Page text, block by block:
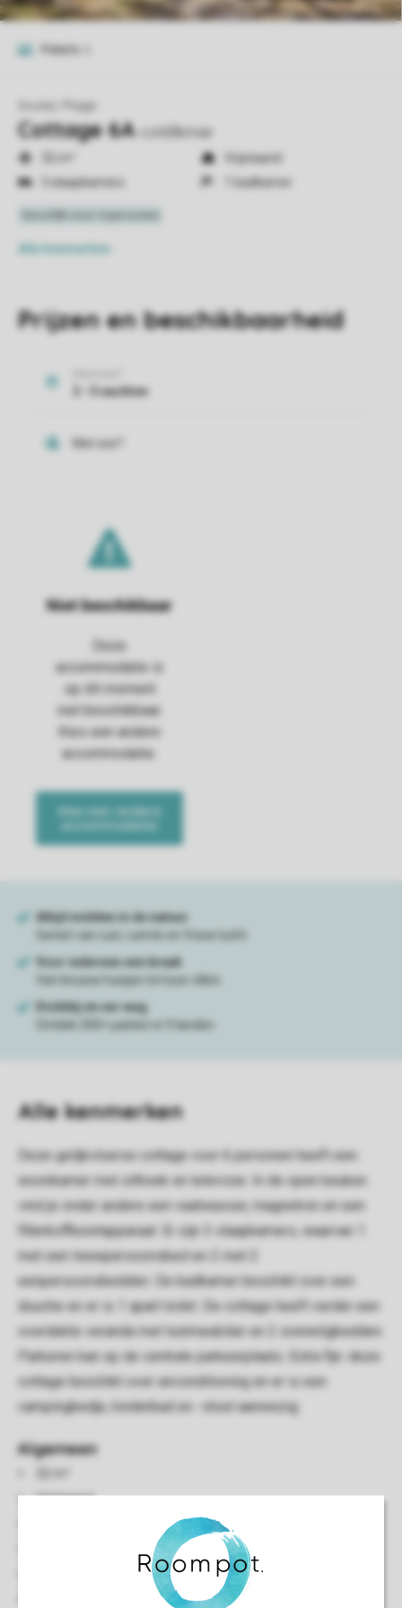
Foto's
Soulac Plage
Cottage 6A cot63kmair
Vrijstaand
3 slaapkamers
1 badkamer
Alle kenmerken
Prijzen en beschikbaarheid
Allekenmerken
Deze gelijkvloerse cottage voor 6 personen heeft een
woonkamer met zithoek en televisie. In de open keuken
vind je onder andere een vaatwasser, magnetron en een
filterkoffiezetapparaat. Er zijn 3 slaapkamers, waarvan 1
met een tweepersoonsbed en 2 met 2
eenpersoonsbedden. De badkamer beschikt over een
douche en er is 1 apart toilet. De cottage heeft verder een
overdekte veranda met tuinmeubilair en 2 zonneligbedden.
Parkeren kan op de centrale parkeerplaats. Extra fijn: deze
cottage beschikt over airconditioning en er is een
campingbedje, kinderbad en -stoel aanwezig.
Algemeen
Vrijstaand
Minimaal 3 slaapkamers